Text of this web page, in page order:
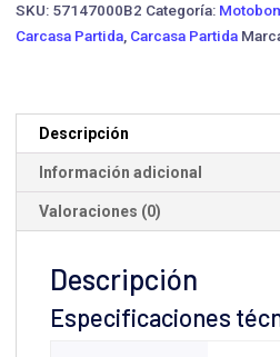
SKU: 57147000B2 Categoría:
Carcasa Partida Carcasa Partida
Descripción
Información adicional
Valoraciones (0)
Descripción
Especificaciones